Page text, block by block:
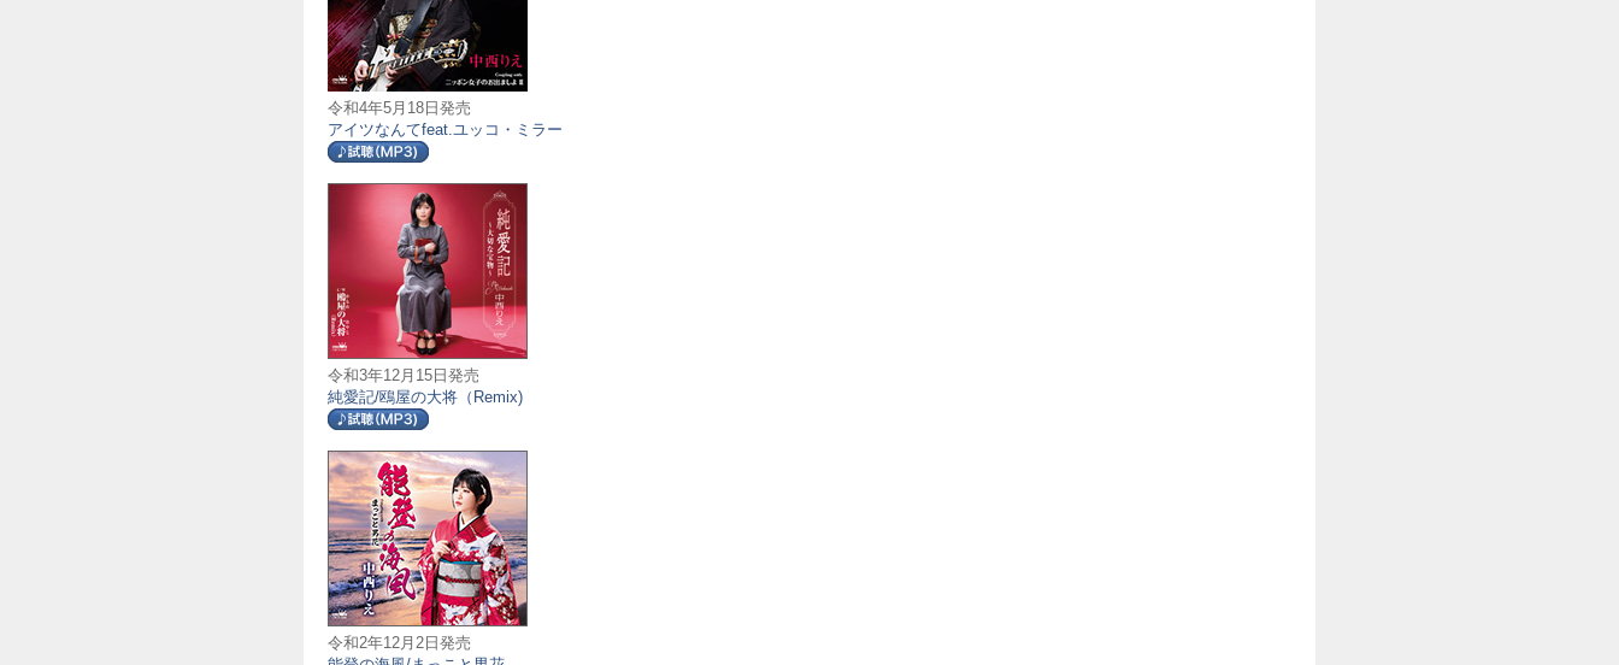
令和4年5月18日発売
アイツなんてfeat.ユッコ・ミラー
令和3年12月15日発売
純愛記/鴎屋の大将（Remix)
令和2年12月2日発売